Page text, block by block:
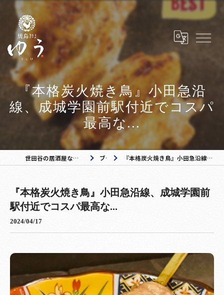
『本格炭火焼き鳥』小田急沿
線、成城学園前駅付近でコスパ
最高な...
世田谷の居酒屋なら焼き鳥ゆう 成城学園前店 ブログ 『本格炭火焼き鳥』小田急沿線、成城学園前駅付近でコスパ最高な...
『本格炭火焼き鳥』小田急沿線、成城学園前
駅付近でコスパ最高な...
2024/04/17